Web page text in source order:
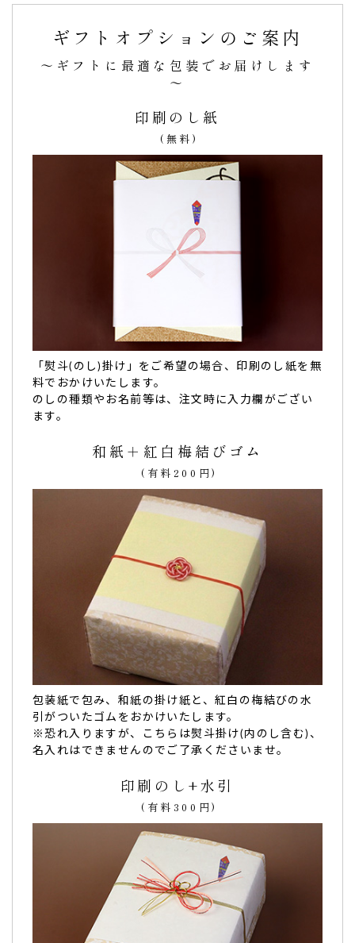
きとても嬉しかったので今回は、 孫の七五三でタルトをお願
皆んな喜んで美味しくて可愛いと言って食べる姿がとても愛
ありがとうございました。（購入者様）
七五三 名入れ チーズタルト（3個入り）
娘の七五三に。とても可愛く、サイズもちょうどよ
とても可愛く、サイズもちょうどよく、両親にもプレゼント
しましたが好評でした！（購入者様）
ご購入頂いた商品： 七五三 内祝 名入れ チーズタルト(5個入
り)
晴れの日にぴったりの、素敵なお菓子でした。
わざわざご確認のメールまでいただき、ありがとうございま
かわいくて、配るのが惜しくなる程でした。
晴れの日にぴったりの、素敵なお菓子
でした。
ありがとうございました。（購入者様）
ご購入頂いた商品：七五三 内祝 名入れ チーズタルト(5個入
内祝い。母達から「可愛くて美味しかった」と喜
母達から「可愛くて美味しかった」と喜んでもらえました！
ご購入頂いた商品：七五三 内祝 名入れ チーズタルト(10個入
ギフトオプションのご案内
～ギフトに最適な包装でお届けします
～
印刷のし紙
(無料)
「熨斗(のし)掛け」をご希望の場合、印刷のし紙を無
料でおかけいたします。
のしの種類やお名前等は、注文時に入力欄がござい
ます。
和紙＋紅白梅結びゴム
(有料200円)
包装紙で包み、和紙の掛け紙と、紅白の梅結びの水
引がついたゴムをおかけいたします。
※恐れ入りますが、こちらは熨斗掛け(内のし含む)、
名入れはできませんのでご了承くださいませ。
印刷のし+水引
(有料300円)